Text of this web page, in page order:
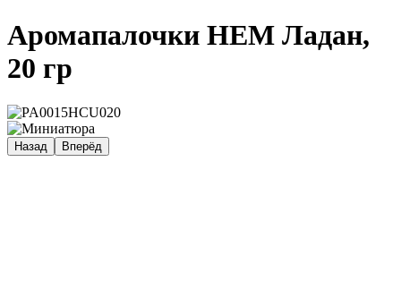
Аромапалочки HEM Ладан,
20 гр
Назад Вперёд